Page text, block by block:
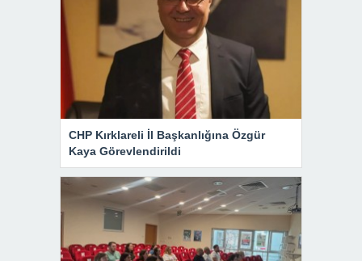
CHP Kırklareli İl Başkanlığına Özgür
Kaya Görevlendirildi